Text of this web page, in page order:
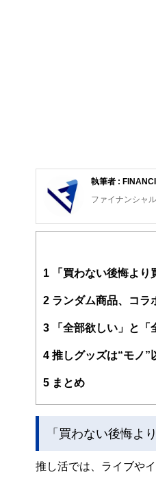
執筆者 :
ファイナンシャ
FinancialField編
案から記事掲載
FinancialFieldの
ー、公認会計士
と、読み応えの
1 「買わない後悔よ
2 ランダム商品、コ
3 「全部欲しい」と
4 推しグッズは“モノ”
5 まとめ
「買わない後悔
推し活では、ライブや